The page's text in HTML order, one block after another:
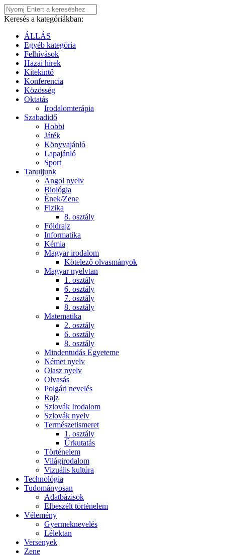
Keresés a kategóriákban:
ÁLLÁS
Egyéb kategória
Felhívások
Hazai hírek
Kitekintő
Konferencia
Közösség
Oktatás
Irodalomterápia
Szabadidő
Hobbi
Játék
Könyvajánló
Lapajánló
Sport
Tanuljunk
Angol nyelv
Biológia
Ének/Zene
Fizika
8. osztály
Földrajz
Informatika
Kémia
Magyar irodalom
Kötelező olvasmányok
Magyar nyelvtan
1. osztály
6. osztály
7. osztály
8. osztály
Matematika
2. osztály
6. osztály
8. osztály
Mindentudás Egyeteme
Német nyelv
Olasz nyelv
Olvasás
Polgári nevelés
Rajz
Szlovák Irodalom
Szlovák nyelv
Természetismeret
1. osztály
Űrkutatás
Történelem
Világirodalom
Vizuális kultúra
Technológia
Tudományosan
Adatbázisok
Elbeszélt történelem
Vélemény
Gyermeknevelés
Lélektan
Versenyek
Zene